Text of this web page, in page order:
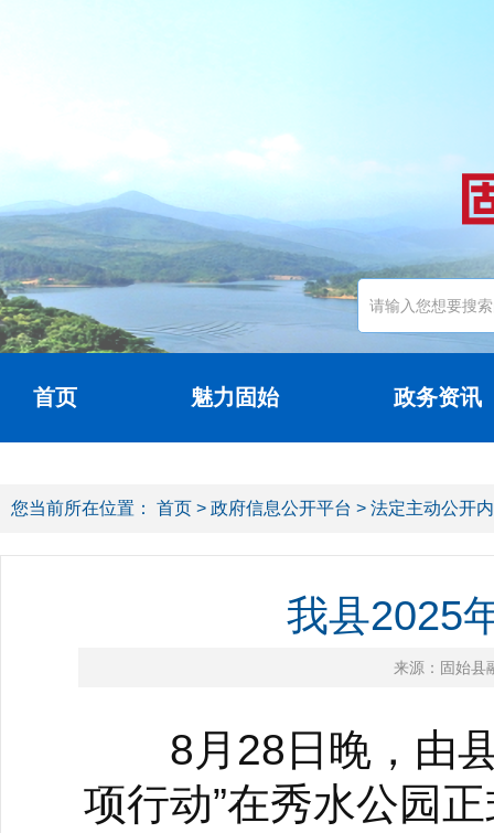
首页 魅力固始 政务资讯
您当前所在位置： 首页 > 政府信息公开平台 > 法定主动公开
我县2025
来源：固始县
8月28日晚，由县
项行动”在秀水公园